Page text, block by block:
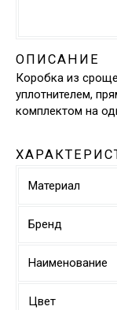
ОПИСАНИЕ
Коробка из
уплотнителем,
комплектом на
Материал
Бренд
Наименование
Цвет